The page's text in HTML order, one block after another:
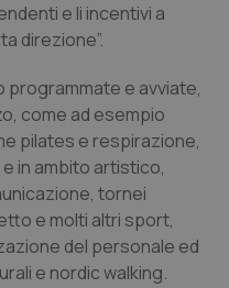
e li incentivi a
direzione”.
programmate e avviate,
come ad esempio
pilates e respirazione,
in ambito artistico,
tornei
e molti altri sport,
del personale ed
e nordic walking.